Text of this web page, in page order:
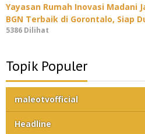
Yayasan Rumah Inovasi Madani
BGN Terbaik di Gorontalo, Siap
5386 Dilihat
Topik Populer
maleotvofficial
Headline